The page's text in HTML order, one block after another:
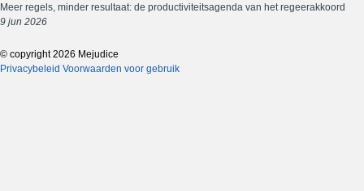
Meer regels, minder resultaat: de productiviteitsagenda van het regeerakkoord
9 jun 2026
© copyright 2026 Mejudice
Privacybeleid Voorwaarden voor gebruik